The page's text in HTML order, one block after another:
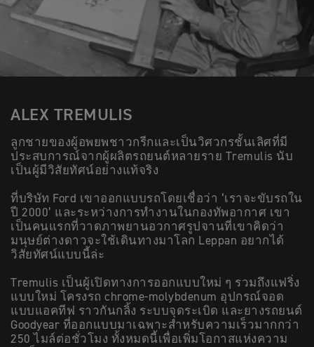
ALEX TREMULIS
ลูกชายของผู้อพยพชาวกรีกและเป็นวิศวกรชั้นเลิศที่มี
ประสบการณ์จากผู้ผลิตรถยนต์หลายราย Tremulis นับ
เป็นผู้มีวิสัยทัศน์อย่างแท้จริง
ที่บริษัท Ford เขาออกแบบรถโดยเชื่อว่า ‘เราจะขับรถใน
ปี 2000’ และระหว่างการทำงานในกองทัพอากาศ เขา
เป็นคนแรกที่วาดภาพยานอวกาศรูปจานที่เขาคิดว่า
มนุษย์ต่างดาวจะใช้เดินทางมาโลก Leppan อยากได้
วิสัยทัศน์แบบนี้ล่ะ
Tremulis เป็นผู้เปิดทางการออกแบบใหม่ ๆ รวมถึงแฟริ่ง
แบบใหม่ โครงรถ chrome-molybdenum อุปกรณ์จอด
แบบแอคทีฟ ราวกันกลิ้ง ระบบจุดระเบิด และยางรถยนต์
Goodyear ที่ออกแบบมาเฉพาะสำหรับความเร็วมากกว่า
250 ไมล์ต่อชั่วโมง ทั้งหมดนี้เพื่อเพิ่มโอกาสแห่งความ